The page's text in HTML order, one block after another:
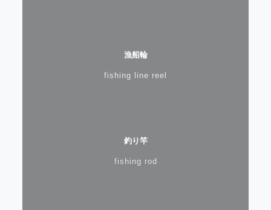
漁船輪
fishing line reel
釣り竿
fishing rod